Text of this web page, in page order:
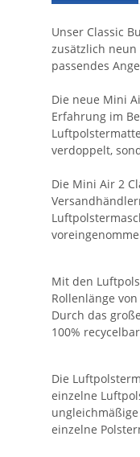
Unser Classic
zusätzlich
passendes
Die neue Mini
Erfahrung im
verdoppelt,
Die Mini Air 2
Mit den
Rollenlänge
Durch das
100%
Die
einzelne
einzelne